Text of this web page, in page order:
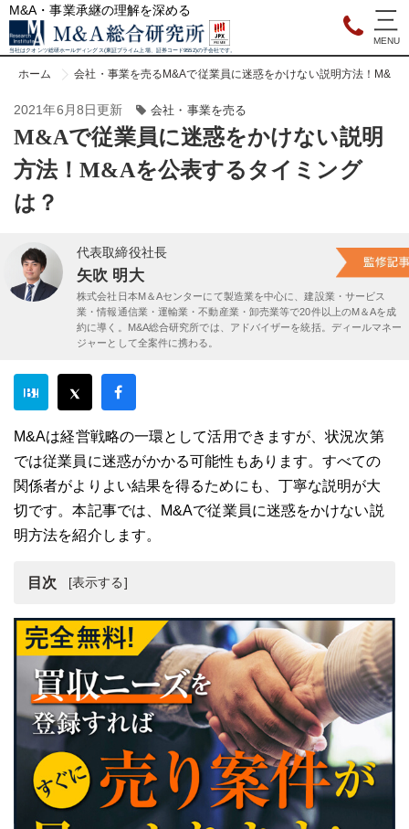
M&A・事業承継の理解を深める
当社はクオンツ総研ホールディングス(東証プライム上場、証券コード9552)の子会社です。
ホーム 会社・事業を売る M&Aで従業員に迷惑をかけない説明方法！M&A
2021年6月8日更新 会社・事業を売る
M&Aで従業員に迷惑をかけない説明
方法！M&Aを公表するタイミング
は？
代表取締役社長
矢吹 明大
株式会社日本M＆Aセンターにて製造業を中心に、建設業・サービス
業・情報通信業・運輸業・不動産業・卸売業等で20件以上のM＆Aを成
約に導く。M&A総合研究所では、アドバイザーを統括。ディールマネー
ジャーとして全案件に携わる。
M&Aは経営戦略の一環として活用できますが、状況次第
では従業員に迷惑がかかる可能性もあります。すべての
関係者がよりよい結果を得るためにも、丁寧な説明が大
切です。本記事では、M&Aで従業員に迷惑をかけない説
明方法を紹介します。
目次
M&Aで従業員に迷惑をかけない説明方法！
M&Aで従業員に迷惑をかけないようにできること
M&Aを従業員に公表するタイミングとは
その他の役職などにM&Aを公表するタイミング
まとめ